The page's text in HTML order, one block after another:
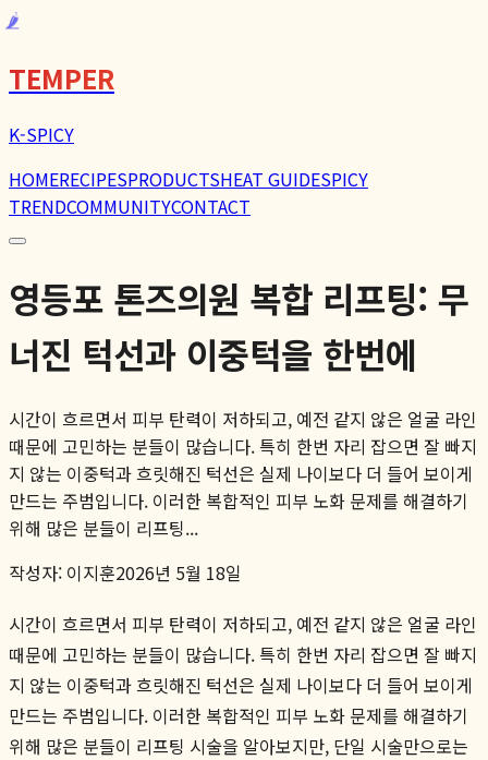
🌶️
TEMPER
K-SPICY
HOMERECIPESPRODUCTSHEAT GUIDESPICY
TRENDCOMMUNITYCONTACT
영등포 톤즈의원 복합 리프팅: 무
너진 턱선과 이중턱을 한번에
시간이 흐르면서 피부 탄력이 저하되고, 예전 같지 않은 얼굴 라인
때문에 고민하는 분들이 많습니다. 특히 한번 자리 잡으면 잘 빠지
지 않는 이중턱과 흐릿해진 턱선은 실제 나이보다 더 들어 보이게
만드는 주범입니다. 이러한 복합적인 피부 노화 문제를 해결하기
위해 많은 분들이 리프팅...
작성자: 이지훈2026년 5월 18일
시간이 흐르면서 피부 탄력이 저하되고, 예전 같지 않은 얼굴 라인
때문에 고민하는 분들이 많습니다. 특히 한번 자리 잡으면 잘 빠지
지 않는 이중턱과 흐릿해진 턱선은 실제 나이보다 더 들어 보이게
만드는 주범입니다. 이러한 복합적인 피부 노화 문제를 해결하기
위해 많은 분들이 리프팅 시술을 알아보지만, 단일 시술만으로는